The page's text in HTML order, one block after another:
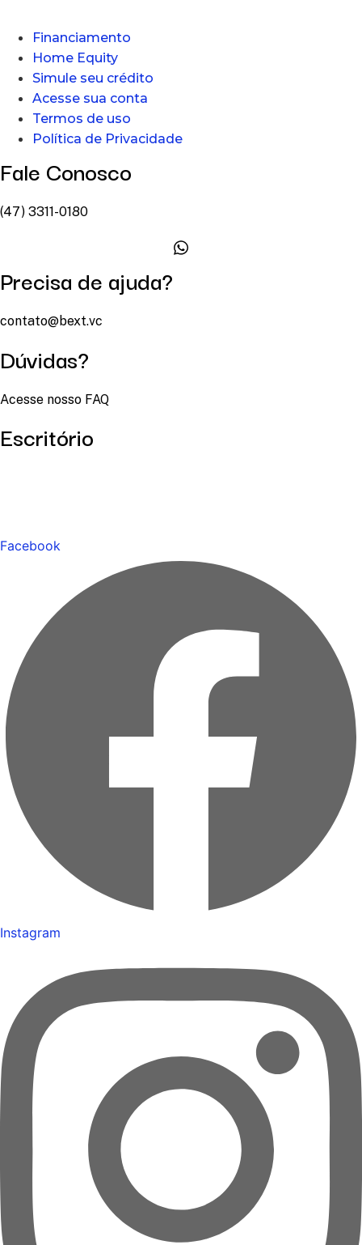
Financiamento
Home Equity
Simule seu crédito
Acesse sua conta
Termos de uso
Política de Privacidade
Fale Conosco
(47) 3311-0180
Precisa de ajuda?
contato@bext.vc
Dúvidas?
Acesse nosso FAQ
Escritório
Facebook
Instagram